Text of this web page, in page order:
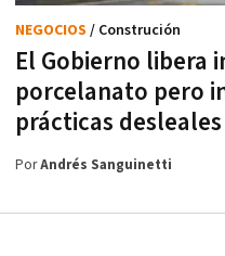
El Gobierno libera
porcelanato pero
prácticas desleales
NEGOCIOS / Construción
PorAndrés Sanguinetti